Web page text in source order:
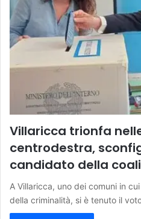
Villaricca trionfa
centrodestra,
candidato della
A Villaricca, uno dei comuni in
della criminalità, si è tenuto il